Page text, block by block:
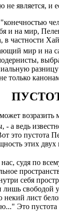
является, и
и на мир,
частности
мир и на
только
возразить
- а ведь
пустота
этих
судя по
себя
лист
Это